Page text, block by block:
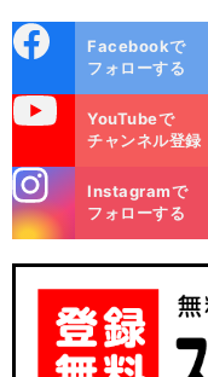
ok
Facebookで
フォローする
YouTubeで
チャンネル登録
m
Instagramで
フォローする